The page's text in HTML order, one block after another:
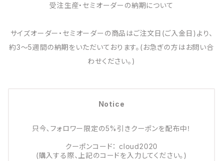
受注生産・セミオーダーの納期について
サイズオーダー・セミオーダーの商品はご注文日(ご入金日)より、
約3～5週間の納期をいただいております。(お急ぎの方はお問い合
わせください。)
Notice
只今、フォロワー限定の5%引きクーポンを配布中！
クーポンコード： cloud2020
(購入する際、上記のコードを入力してください。)